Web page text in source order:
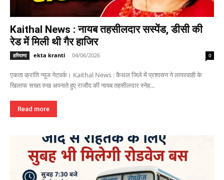
Kaithal News : नायब तहसीलदार सस्पेंड, डीसी की
रेड में मिली थी गैर हाजिर
हरियाणा ekta kranti - 04/06/2026 0
एकता क्रांति न्यूज नेटवर्क। Kaithal News : कैथल जिले में प्रशासन ने लापरवाही के
खिलाफ सख्त रुख अपनाते हुए राजौंद की नायब तहसीलदार स्नेह...
Read more